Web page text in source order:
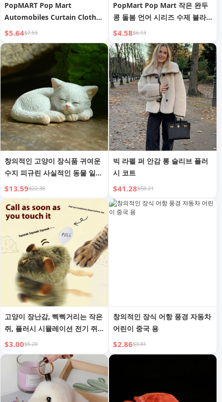
PopMART Pop Mart
Automobiles Curtain Cloth
One Piece Labubu Sea King
Joint Name Series Blind Box
Luffy Hand Office
$5.64$7.55
PopMart Pop Mart 작은 완두
콩 돌봄 언어 시리즈 수제 블라
인드 박스 발렌타인데이 선물 장
식
$4.58$6.13
창의적인 고양이 장식품 귀여운
수지 피규린 사실적인 동물 일본
식 장식 선물 자동차 액세서리
스승의 날
$13.59$22.38
빅 라펠 퍼 안감 롱 슬리브 플러
시 코트
$41.28$58.21
고양이 장난감, 삑삑거리는 작은
쥐, 플러시 시뮬레이션 전기 쥐,
긁힘 방지, 물림 방지, 삑삑거리
는 쥐, 고양이 티저 장난감, 자체
오락
$3.00$5.20
창의적인 장식 어항 풍경 자동차
어린이 중국 용
$2.86$3.81